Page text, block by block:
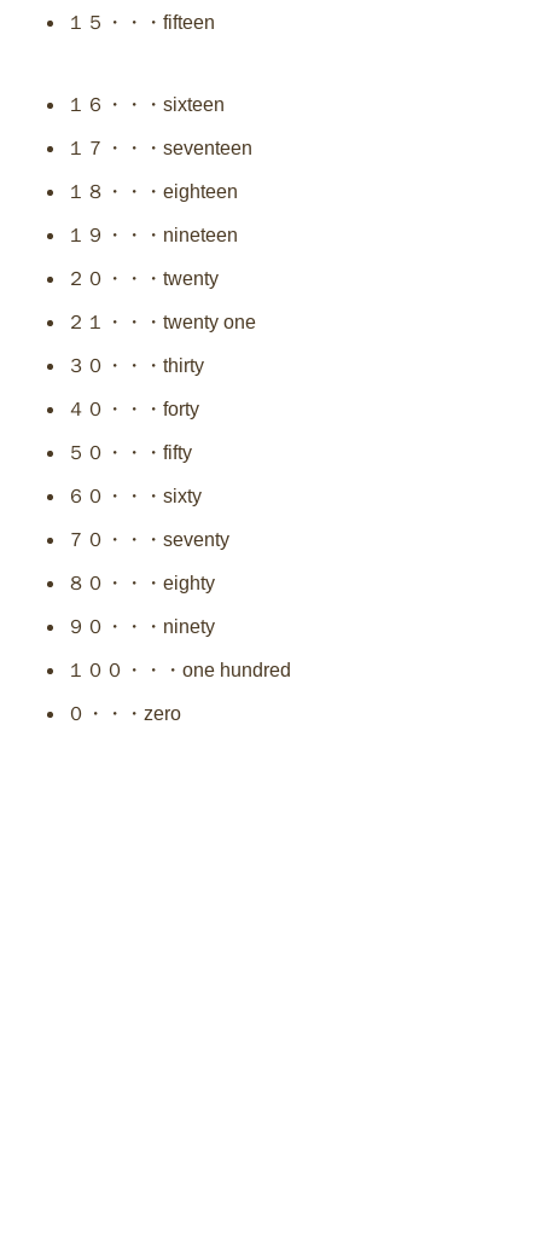
１５・・・fifteen
１６・・・sixteen
１７・・・seventeen
１８・・・eighteen
１９・・・nineteen
２０・・・twenty
２１・・・twenty one
３０・・・thirty
４０・・・forty
５０・・・fifty
６０・・・sixty
７０・・・seventy
８０・・・eighty
９０・・・ninety
１００・・・one hundred
０・・・zero